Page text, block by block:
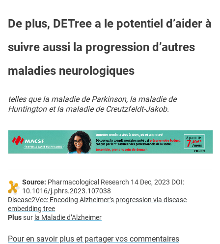
De plus, DETree a le potentiel d’aider à
suivre aussi la progression d’autres
maladies neurologiques
telles que la maladie de Parkinson, la maladie de
Huntington et la maladie de Creutzfeldt-Jakob.
Source: Pharmacological Research 14 Dec, 2023 DOI:
10.1016/j.phrs.2023.107038
Disease2Vec: Encoding Alzheimer’s progression via disease
embedding tree
Plussur la Maladie d’Alzheimer
Pour en savoir plus et partager vos commentaires